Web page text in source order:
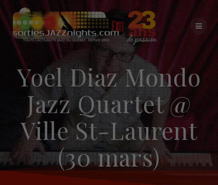
Skip
content
Yoel Diaz Mondo
Jazz Quartet @
Ville St-Laurent
(30 mars)